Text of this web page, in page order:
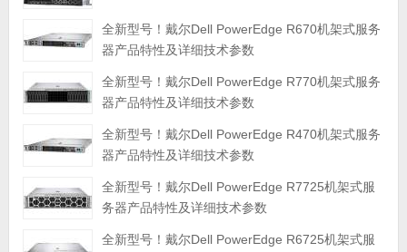
全新型号！戴尔Dell PowerEdge R670机架式服务
器产品特性及详细技术参数
全新型号！戴尔Dell PowerEdge R770机架式服务
器产品特性及详细技术参数
全新型号！戴尔Dell PowerEdge R470机架式服务
器产品特性及详细技术参数
全新型号！戴尔Dell PowerEdge R7725机架式服
务器产品特性及详细技术参数
全新型号！戴尔Dell PowerEdge R6725机架式服